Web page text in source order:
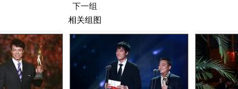
下一组
相关组图